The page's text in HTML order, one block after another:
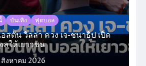
บันเทิง ฟุตบอล
สตัน วิลล่า ควง เจ-ชนาธิป เปิด
ให้เยาวชน
สิงหาคม 2026